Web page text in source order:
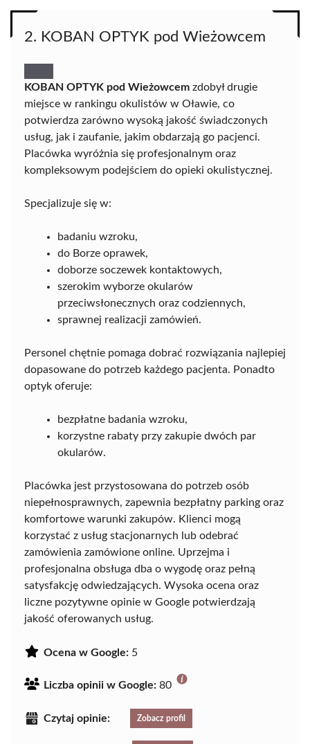
2. KOBAN OPTYK pod Wieżowcem
KOBAN OPTYK pod Wieżowcem zdobył drugie
miejsce w rankingu okulistów w Oławie, co
potwierdza zarówno wysoką jakość świadczonych
usług, jak i zaufanie, jakim obdarzają go pacjenci.
Placówka wyróżnia się profesjonalnym oraz
kompleksowym podejściem do opieki okulistycznej.
Specjalizuje się w:
badaniu wzroku,
do Borze oprawek,
doborze soczewek kontaktowych,
szerokim wyborze okularów
przeciwsłonecznych oraz codziennych,
sprawnej realizacji zamówień.
Personel chętnie pomaga dobrać rozwiązania najlepiej
dopasowane do potrzeb każdego pacjenta. Ponadto
optyk oferuje:
bezpłatne badania wzroku,
korzystne rabaty przy zakupie dwóch par
okularów.
Placówka jest przystosowana do potrzeb osób
niepełnosprawnych, zapewnia bezpłatny parking oraz
komfortowe warunki zakupów. Klienci mogą
korzystać z usług stacjonarnych lub odebrać
zamówienia zamówione online. Uprzejma i
profesjonalna obsługa dba o wygodę oraz pełną
satysfakcję odwiedzających. Wysoka ocena oraz
liczne pozytywne opinie w Google potwierdzają
jakość oferowanych usług.
Ocena w Google: 5
Liczba opinii w Google: 80
Czytaj opinie: Zobacz profil